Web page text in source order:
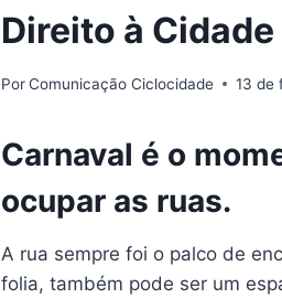
Direito à Cidade
PorComunicação Ciclocidade 13 de
Carnaval é o
ocupar as ruas.
A rua sempre foi o palco de
folia, também pode ser um